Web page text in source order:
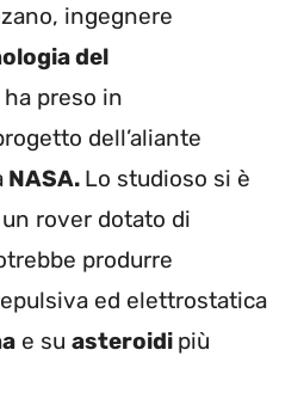
ingegnere
del
ha preso in
dell’aliante
NASA. Lo studioso si è
rover dotato di
produrre
ed elettrostatica
e su asteroidi più